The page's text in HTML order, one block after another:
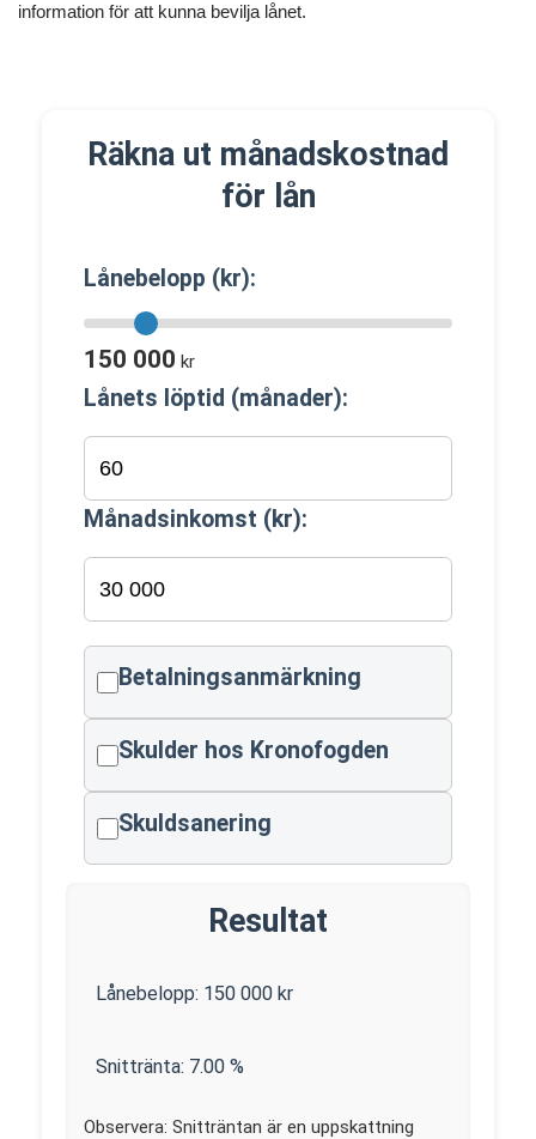
information för att kunna bevilja lånet.
Räkna ut månadskostnad
för lån
Lånebelopp (kr):
150 000 kr
Lånets löptid (månader):
Månadsinkomst (kr):
Betalningsanmärkning
Skulder hos Kronofogden
Skuldsanering
Resultat
Lånebelopp: 150 000 kr
Snittränta: 7.00 %
Observera: Snitträntan är en uppskattning